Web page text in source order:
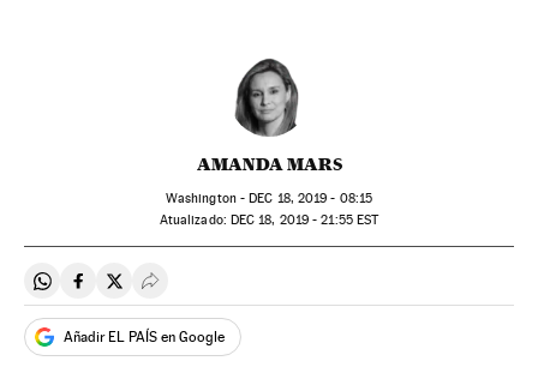
AMANDA MARS
Washington -DEC 18, 2019 - 08:15
atualizado: DEC 18, 2019 - 21:55EST
Compartir en Whatsapp
Compartir en Facebook
Compartir en Twitter
Desplegar Redes Sociales
Añadir EL PAÍS en Google